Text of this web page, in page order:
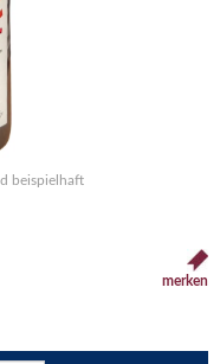
beispielhaft
merken